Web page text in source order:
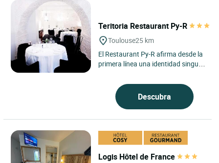
Teritoria Restaurant Py-R
Toulouse25 km
El Restaurant Py-R afirma desde la
primera línea una identidad singular
Occitania, en un...
Descubra
Logis Hôtel de France